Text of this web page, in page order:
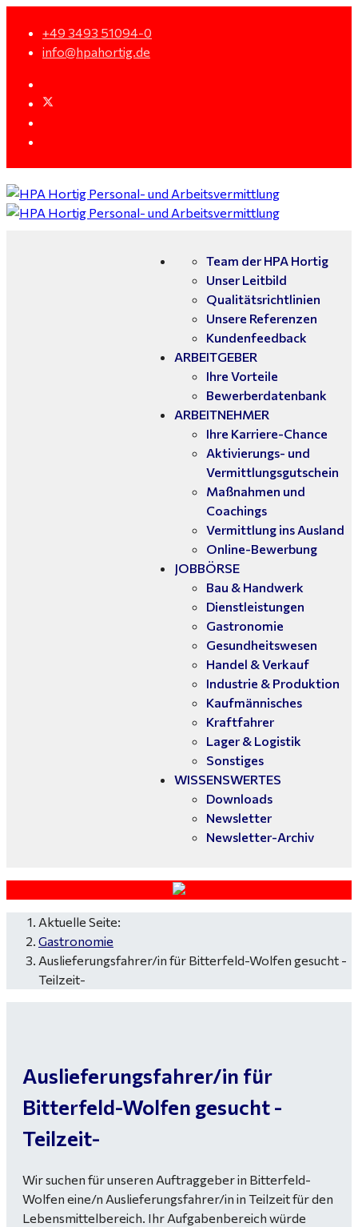
+49 3493 51094-0
info@hpahortig.de
Team der HPA Hortig
Unser Leitbild
Qualitätsrichtlinien
Unsere Referenzen
Kundenfeedback
ARBEITGEBER
Ihre Vorteile
Bewerberdatenbank
ARBEITNEHMER
Ihre Karriere-Chance
Aktivierungs- und
Vermittlungsgutschein
Maßnahmen und
Coachings
Vermittlung ins Ausland
Online-Bewerbung
JOBBÖRSE
Bau & Handwerk
Dienstleistungen
Gastronomie
Gesundheitswesen
Handel & Verkauf
Industrie & Produktion
Kaufmännisches
Kraftfahrer
Lager & Logistik
Sonstiges
WISSENSWERTES
Downloads
Newsletter
Newsletter-Archiv
Aktuelle Seite:
Gastronomie
Auslieferungsfahrer/in für Bitterfeld-Wolfen gesucht -
Teilzeit-
Auslieferungsfahrer/in für
Bitterfeld-Wolfen gesucht -
Teilzeit-
Wir suchen für unseren Auftraggeber in Bitterfeld-
Wolfen eine/n Auslieferungsfahrer/in in Teilzeit für den
Lebensmittelbereich. Ihr Aufgabenbereich würde